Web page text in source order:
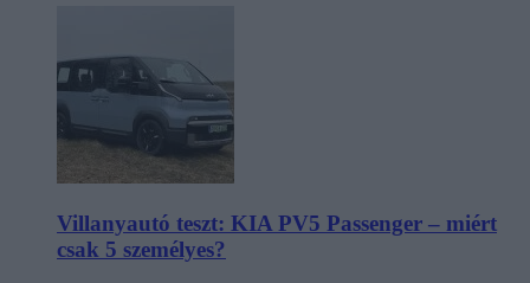
Villanyautó teszt: KIA PV5 Passenger – miért
csak 5 személyes?